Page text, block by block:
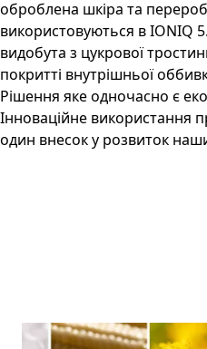
оброблена шкіра та
використовуються в IONIQ
видобута з цукрової
покритті внутрішньої
Рішення яке одночасно є
Інноваційне використання
один внесок у розвиток